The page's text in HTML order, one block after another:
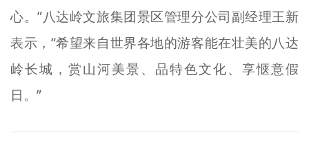
心。”八达岭文旅集团景区管理分公司副经理王新
表示，“希望来自世界各地的游客能在壮美的八达
岭长城，赏山河美景、品特色文化、享惬意假
日。”